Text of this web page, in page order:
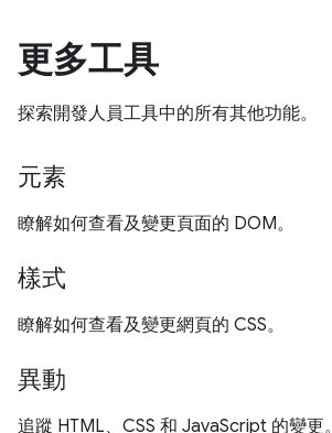
更多工具
探索開發人員工具中的所有其他功能。
元素
瞭解如何查看及變更頁面的 DOM。
樣式
瞭解如何查看及變更網頁的 CSS。
異動
追蹤 HTML、CSS 和 JavaScript 的變更。